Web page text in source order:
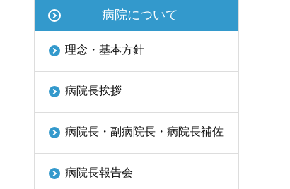
病院について
理念・基本方針
病院長挨拶
病院長・副病院長・病院長補佐
病院長報告会